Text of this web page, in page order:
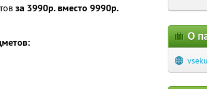
за 3990р. вместо 9990р.
О